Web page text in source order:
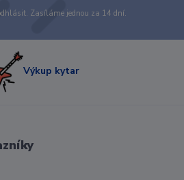
Zasíláme jednou za 14 dní.
Výkup kytar